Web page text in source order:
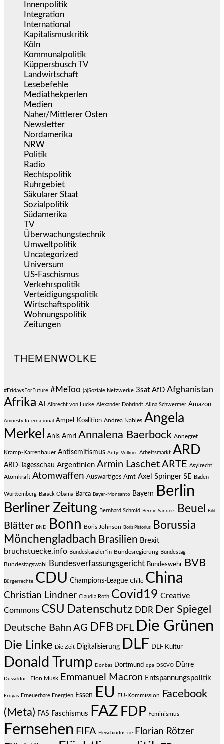
Innenpolitik
Integration
International
Kapitalismuskritik
Köln
Kommunalpolitik
Küppersbusch TV
Landwirtschaft
Lesebefehle
Mediathekperlen
Medien
Naher/Mittlerer Osten
Newsletter
Nordamerika
NRW
Politik
Radio
Rechtspolitik
Ruhrgebiet
Säkularer Staat
Sozialpolitik
Südamerika
TV
Überwachungstechnik
Umweltpolitik
Uncategorized
Universum
US-Faschismus
Verkehrspolitik
Verteidigungspolitik
Wirtschaftspolitik
Wohnungspolitik
Zeitungen
THEMENWOLKE
#FridaysForFuture #MeToo (a)Soziale Netzwerke 3sat AfD Afghanistan
Afrika AI Albrecht von Lucke Alexander Dobrindt Alina Schwermer Amazon
Amnesty International Ampel-Koalition Andrea Nahles Angela
Merkel
Anis Amri Annalena Baerbock Annegret
Kramp-Karrenbauer Antisemitismus Antje Vollmer Arbeitsmarkt ARD
ARD-Tagesschau Argentinien Armin Laschet ARTE Asylrecht
Atomkraft Atomwaffen Auswärtiges Amt Axel Springer SE Baden-
Württemberg Barack Obama Barca Bayer-Monsanto Bayern Berlin
Berliner Zeitung Bernhard Schmid Bernie Sanders Beuel Bild
Blätter BND Bonn Boris Johnson Boris Pistorius
Borussia
Mönchengladbach Brasilien Brexit
bruchstuecke.info Bundeskanzler*in Bundesregierung Bundestag
Bundestagswahl Bundesverfassungsgericht Bundeswehr BVB
Bürgerrechte CDU Champions-League Chile China
Christian Lindner Claudia Roth Covid19 Creative
Commons CSU Datenschutz DDR Der Spiegel
Deutsche Bahn AG DFB DFL Die Grünen
Die Linke Die Zeit Digitalisierung DLF DLF Kultur
Donald Trump Donbas Dortmund dpa DSGVO Dürre
Düsseldorf Elon Musk Emmanuel Macron Entspannungspolitik
Erdgas Erneuerbare Energien Essen EU EU-Kommission Facebook
(Meta) FAS Faschismus FAZ FDP Feminismus
Fernsehen FIFA Fleischindustrie Florian Rötzer